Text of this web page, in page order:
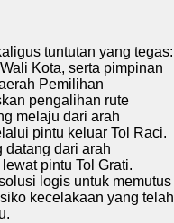
tuntutan yang tegas:
Kota, serta pimpinan
Pemilihan
pengalihan rute
melaju dari arah
pintu keluar Tol Raci.
datang dari arah
pintu Tol Grati.
logis untuk memutus
kecelakaan yang telah